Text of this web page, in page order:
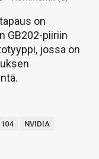
on
GB202-piiriin
jossa on
NVIDIA